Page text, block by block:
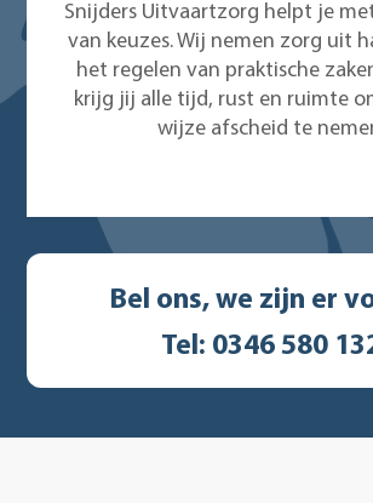
Snijders Uitvaartzorg helpt je
van keuzes. Wij nemen zorg uit
het regelen van praktische
krijg jij alle tijd, rust en ruimte
wijze afscheid te
Bel ons, we zijn er
Tel: 0346 580